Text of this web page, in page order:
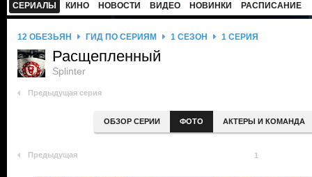
СЕРИАЛЫ КИНО НОВОСТИ ВИДЕО НОВИНКИ РАСПИСАНИЕ
12 ОБЕЗЬЯН ГИД ПО СЕРИЯМ 1 СЕЗОН 1 СЕРИЯ
Расщепленный
Splinter
Предыдущая серия
ОБЗОР СЕРИИ ФОТО АКТЕРЫ И КОМАНДА
Предыдущая 1